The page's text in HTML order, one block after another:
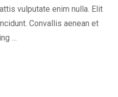
vulputate enim nulla. Elit
Convallis aenean et
…